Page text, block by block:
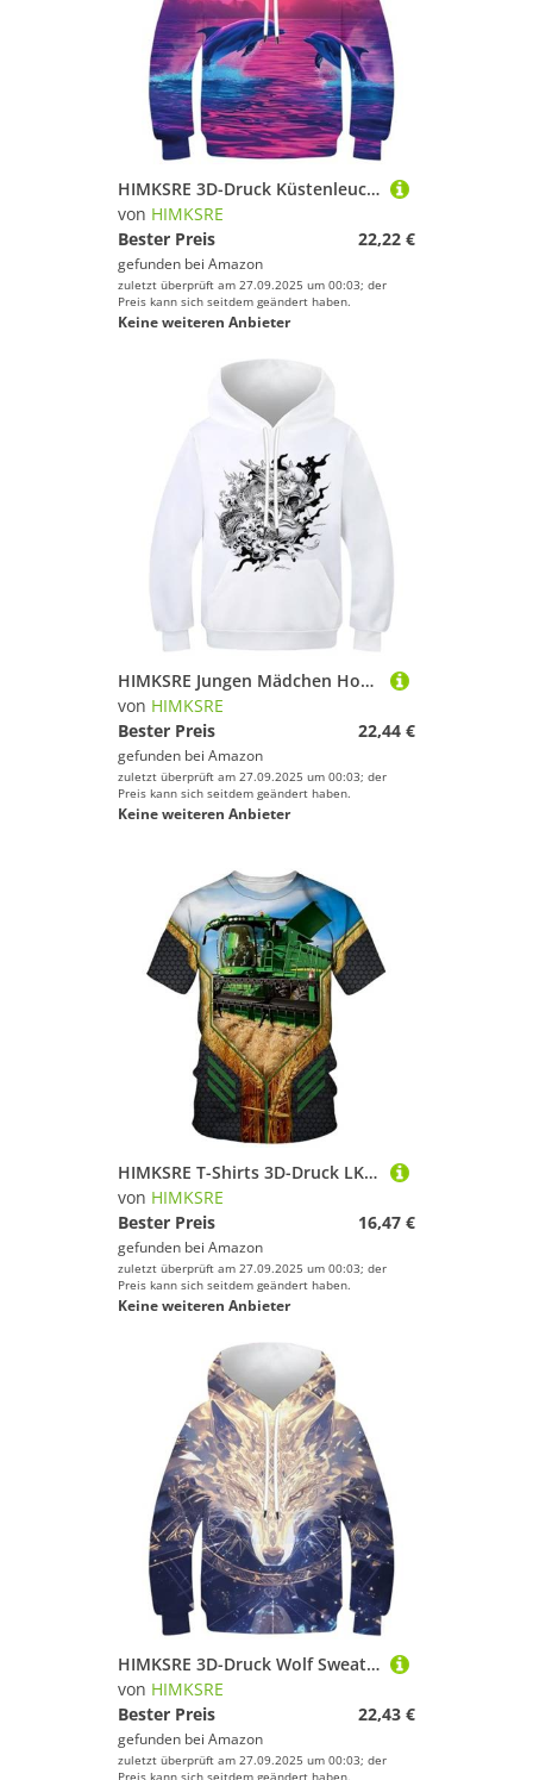
HIMKSRE 3D-Druck Küstenleuchttürme Kinder Hoodie Teen Mädchen Jungen Sweatshirt Tasche Pullover Hoodie for 6-7 Jahre(Style-16,120)
von HIMKSRE
Bester Preis
22,22 €
gefunden bei Amazon
zuletzt überprüft am 27.09.2025 um 00:03; der
Preis kann sich seitdem geändert haben.
Keine weiteren Anbieter
HIMKSRE Jungen Mädchen Hoodies Vektormuster 3D-Gedruckter Pullover Kinder Coole Sweatshirts Langarm Kapuze mit Tasche 9-11 Jahre(Style-3,120)
von HIMKSRE
Bester Preis
22,44 €
gefunden bei Amazon
zuletzt überprüft am 27.09.2025 um 00:03; der
Preis kann sich seitdem geändert haben.
Keine weiteren Anbieter
HIMKSRE T-Shirts 3D-Druck LKW-Traktoren Sommer Kinder Rundhals T-Shirt Übergroße Jungen Mädchen Unisex Mode Lose Kinderkleidung(ETF13F222711R,140)
von HIMKSRE
Bester Preis
16,47 €
gefunden bei Amazon
zuletzt überprüft am 27.09.2025 um 00:03; der
Preis kann sich seitdem geändert haben.
Keine weiteren Anbieter
HIMKSRE 3D-Druck Wolf Sweatshirt Jungen Mädchen Tasche Pullover Hoodie for 11-13 Jahre(Style-2,110)
von HIMKSRE
Bester Preis
22,43 €
gefunden bei Amazon
zuletzt überprüft am 27.09.2025 um 00:03; der
Preis kann sich seitdem geändert haben.